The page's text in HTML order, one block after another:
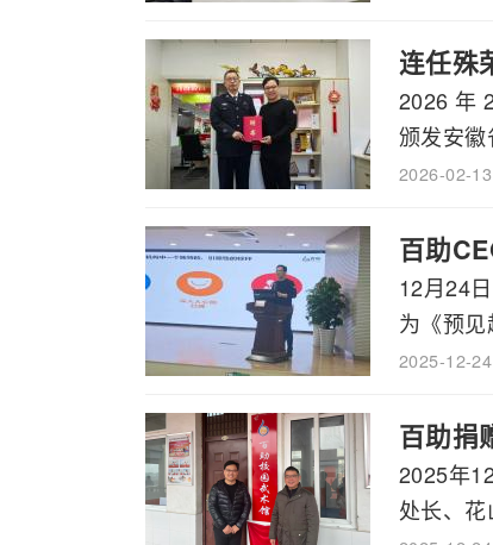
连任殊
2026 年
颁发安
2026-02-13
百助
12月24
为《预
2025-12-24
百助捐
2025年
处长、